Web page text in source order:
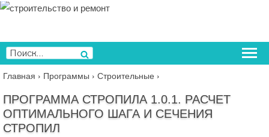
Перейти
содержимому
Искать:
Поиск
Главная › Программы › Строительные ›
ПРОГРАММА СТРОПИЛА 1.0.1. РАСЧЕТ
ОПТИМАЛЬНОГО ШАГА И СЕЧЕНИЯ
СТРОПИЛ